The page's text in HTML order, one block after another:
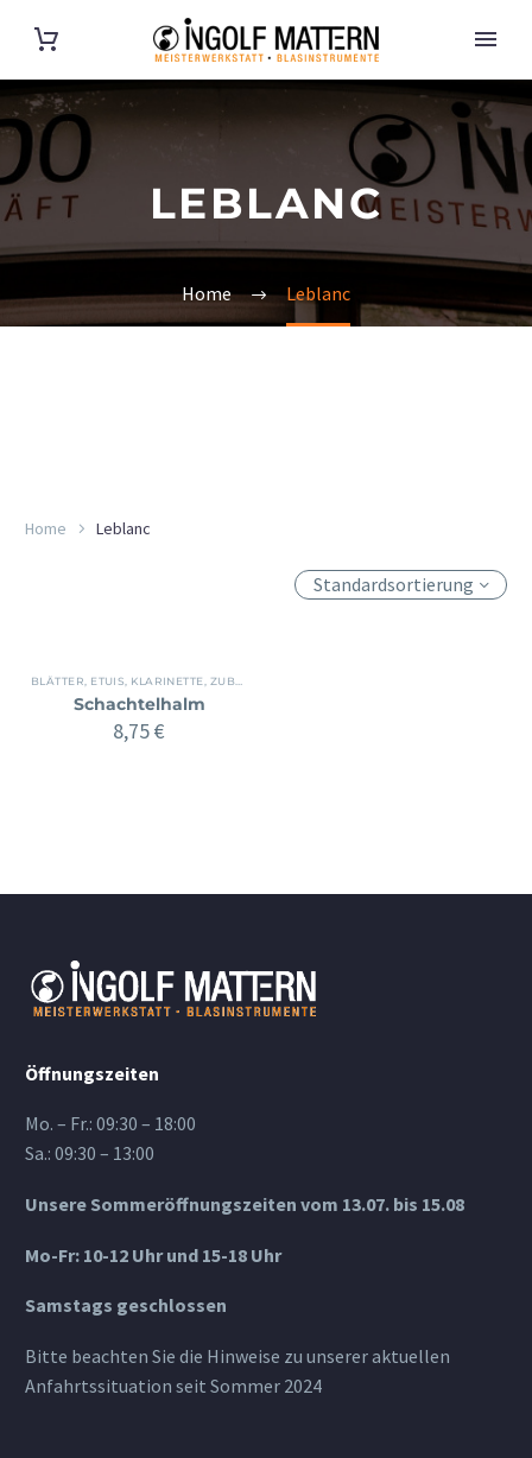
LEBLANC
Home Leblanc
Home Leblanc
Standardsortierung
BLÄTTER, ETUIS KLARINETTE ZUBEHÖR
Schachtelhalm
8,75€
Öffnungszeiten
Mo. – Fr.: 09:30 – 18:00
Sa.: 09:30 – 13:00
Unsere Sommeröffnungszeiten vom 13.07. bis 15.08
Mo-Fr: 10-12 Uhr und 15-18 Uhr
Samstags geschlossen
Bitte beachten Sie die Hinweise zu unserer aktuellen
Anfahrtssituation seit Sommer 2024